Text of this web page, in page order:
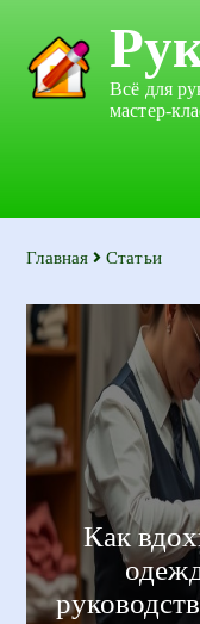
Всё для
мастер-
Главная Статьи
Как